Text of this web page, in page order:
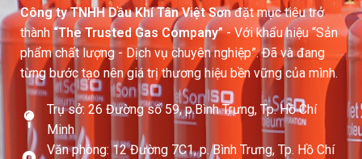
Công ty TNHH Dầu Khí Tân Việt Sơnđặt mục tiêu trở
thành “The Trusted Gas Company”- Với khẩu hiệu “Sản
phẩm chất lượng - Dịch vụ chuyên nghiệp”. Đã và đang
từng bước tạo nên giá trị thương hiệu bền vững của mình.
Trụ sở: 26 Đường số 59, p.Bình Trưng, Tp. Hồ Chí
Minh
Văn phòng: 12 Đường 7C1, p. Bình Trưng, Tp. Hồ Chí